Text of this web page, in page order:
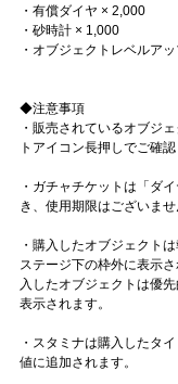
・有償ダイヤ × 2,000
・砂時計 × 1,000
・オブジェクトレベルア
◆注意事項
・販売されているオブジ
トアイコン長押しでご確認
・ガチャチケットは「ダ
き、使用期限はございませ
・購入したオブジェクト
ステージ下の枠外に表示
入したオブジェクトは優
表示されます。
・スタミナは購入したタ
値に追加されます。